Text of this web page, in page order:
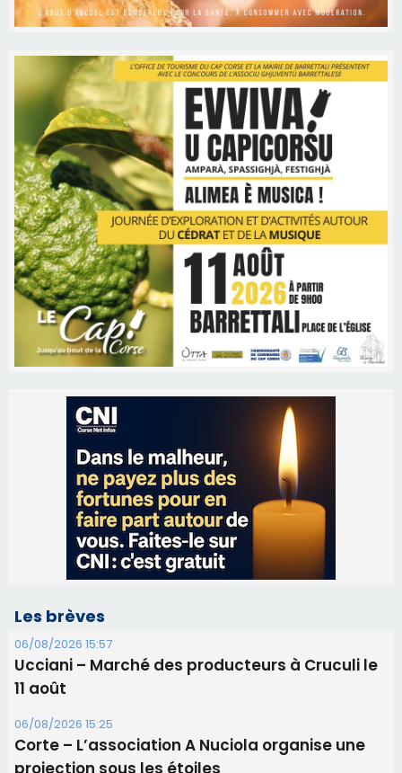
Les brèves
06/08/2026 15:57
Ucciani – Marché des producteurs à Cruculi le
06/08/2026 15:25
Corte – L’association A Nuciola organise une
06/08/2026 15:04
Alata - Soirée Tango Argentin au stade de San
Benedetto
05/08/2026 09:53
Biguglia : messe de la Sainte-Marie et
procession le 14 août